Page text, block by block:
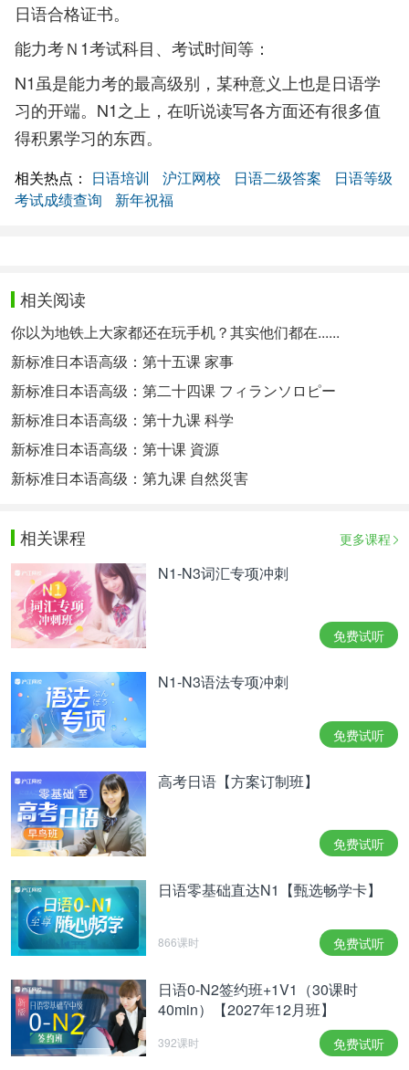
日语合格证书。
能力考Ｎ1考试科目、考试时间等：
N1虽是能力考的最高级别，某种意义上也是日语学
习的开端。N1之上，在听说读写各方面还有很多值
得积累学习的东西。
相关热点： 日语培训 沪江网校 日语二级答案
日语等级
考试成绩查询
新年祝福
相关阅读
你以为地铁上大家都还在玩手机？其实他们都在......
新标准日本语高级：第十五课 家事
新标准日本语高级：第二十四课 フィランソロピー
新标准日本语高级：第十九课 科学
新标准日本语高级：第十课 資源
新标准日本语高级：第九课 自然災害
相关课程 更多课程
N1-N3词汇专项冲刺
免费试听
N1-N3语法专项冲刺
免费试听
高考日语【方案订制班】
免费试听
日语零基础直达N1【甄选畅学卡】
866课时 免费试听
日语0-N2签约班+1V1（30课时
40min）【2027年12月班】
392课时 免费试听